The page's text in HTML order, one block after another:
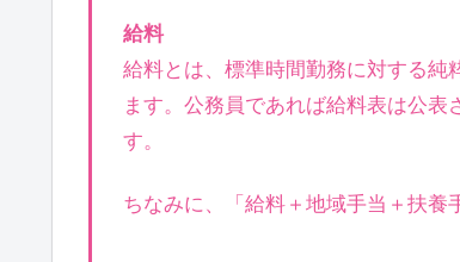
給料
給料とは、標準時間勤務に対する純
ます。公務員であれば給料表は公
す。
ちなみに、「給料＋地域手当＋扶養